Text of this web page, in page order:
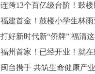
福建首金！鼓楼小学生林雨
打好新时代新“侨牌” 福清
福州首家！已经开业！就
闽台携手 共筑生命健康产